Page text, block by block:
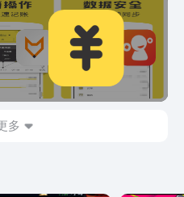
产品批次号等功能就不一一
【适用对象】 适
发商、代理商、零售商、连
宝卖家、以及代购微商等形
助客户做好连锁店、店铺销
记帐、商品进销存、客户会
时响应您的软件需求。 2、
方案。 3、百草软件直接服
有保障。不再受制于软件代
多